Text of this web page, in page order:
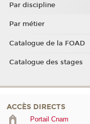
Par discipline
Par métier
Catalogue de la FOAD
Catalogue des stages
ACCÈS DIRECTS
Portail Cnam